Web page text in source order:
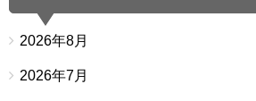
2026年8月
2026年7月